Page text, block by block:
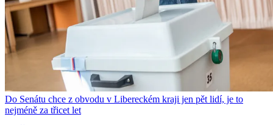
Do Senátu chce z obvodu v Libereckém kraji jen pět lidí, je to
nejméně za třicet let